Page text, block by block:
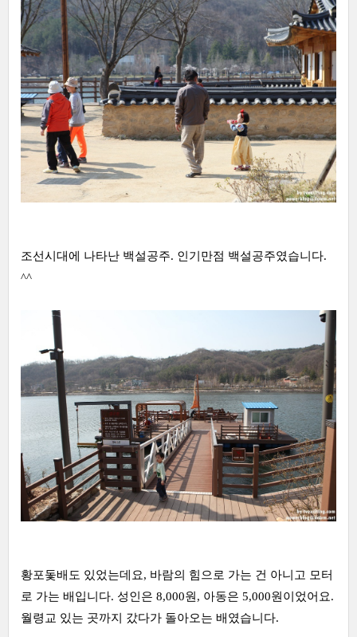
조선시대에 나타난 백설공주. 인기만점 백설공주였습니다.
^^
황포돛배도 있었는데요, 바람의 힘으로 가는 건 아니고 모터
로 가는 배입니다. 성인은 8,000원, 아동은 5,000원이었어요.
월령교 있는 곳까지 갔다가 돌아오는 배였습니다.